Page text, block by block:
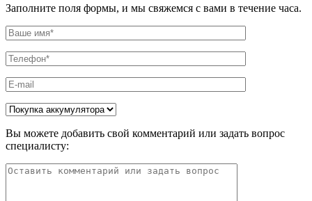
Заполните поля формы, и мы свяжемся с вами в течение часа.
Вы можете добавить свой комментарий или задать вопрос
специалисту: